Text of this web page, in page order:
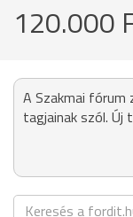
120.000
A Szakmai
tagjainak szól. Új